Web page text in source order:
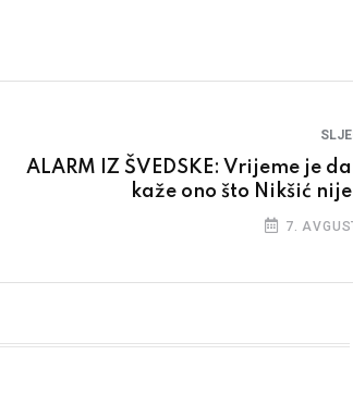
ALARM IZ ŠVEDSKE: Vrijeme je
kaže ono što Nikšić
7.